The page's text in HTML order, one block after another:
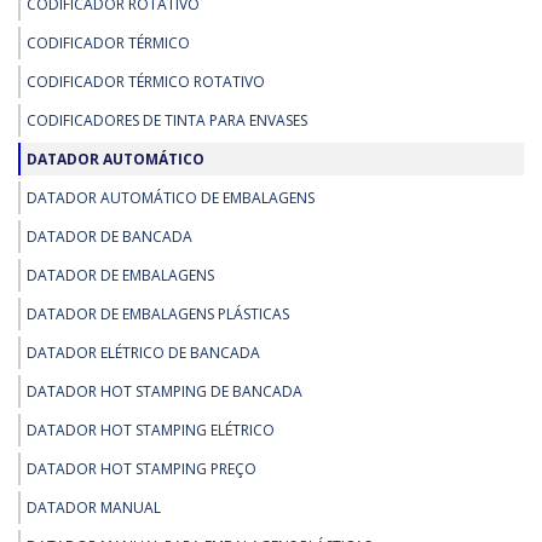
CODIFICADOR ROTATIVO
CODIFICADOR TÉRMICO
CODIFICADOR TÉRMICO ROTATIVO
CODIFICADORES DE TINTA PARA ENVASES
DATADOR AUTOMÁTICO
DATADOR AUTOMÁTICO DE EMBALAGENS
DATADOR DE BANCADA
DATADOR DE EMBALAGENS
DATADOR DE EMBALAGENS PLÁSTICAS
DATADOR ELÉTRICO DE BANCADA
DATADOR HOT STAMPING DE BANCADA
DATADOR HOT STAMPING ELÉTRICO
DATADOR HOT STAMPING PREÇO
DATADOR MANUAL